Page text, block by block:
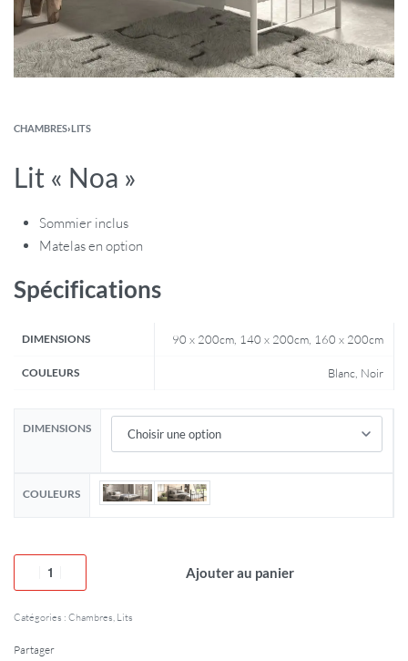
CHAMBRES›LITS
Lit « Noa »
Sommier inclus
Matelas en option
Spécifications
DIMENSIONS 90 x 200cm, 140 x 200cm, 160 x 200cm
COULEURS Blanc, Noir
DIMENSIONS
COULEURS
Ajouter au panier
Catégories : Chambres, Lits
Partager